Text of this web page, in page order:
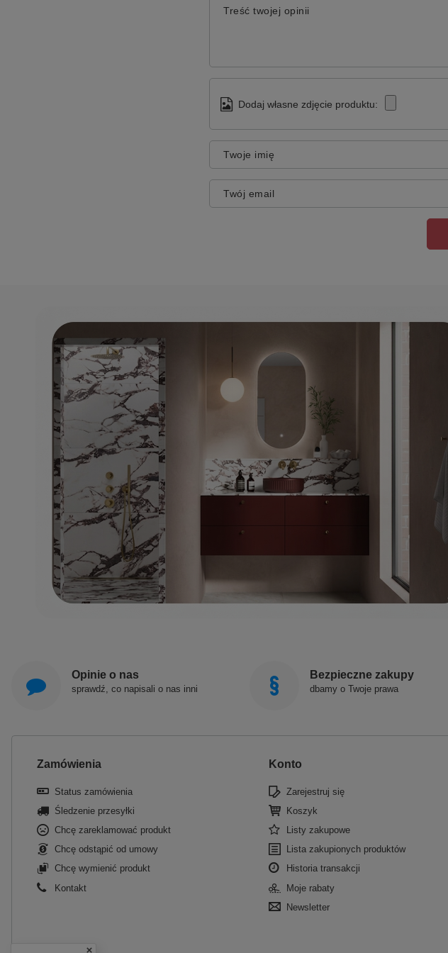
Treść twojej opinii
Dodaj własne zdjęcie produktu:
Twoje imię
Twój email
Opinie o nas
sprawdź, co napisali o nas inni
Bezpieczne zakupy
dbamy o Twoje prawa
Zamówienia
Status zamówienia
Śledzenie przesyłki
Chcę zareklamować produkt
Chcę odstąpić od umowy
Chcę wymienić produkt
Kontakt
Konto
Zarejestruj się
Koszyk
Listy zakupowe
Lista zakupionych produktów
Historia transakcji
Moje rabaty
Newsletter